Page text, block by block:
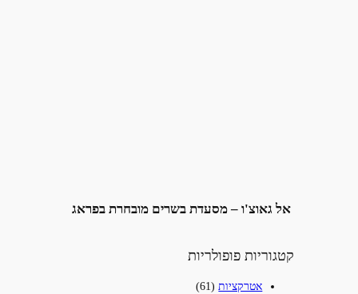
אל גאוצ'ו – מסעדת בשרים מובחרת בפראג
קטגוריות פופולריות
אטרקציות(61)